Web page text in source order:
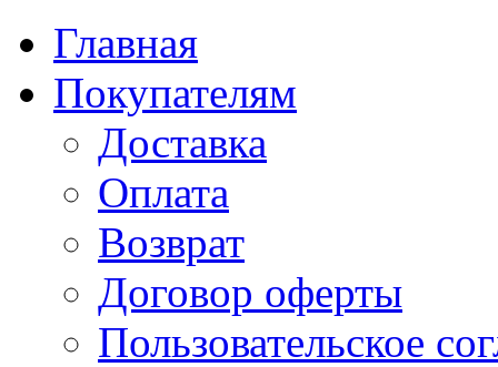
Главная
Покупателям
Доставка
Оплата
Возврат
Договор оферты
Пользовательское